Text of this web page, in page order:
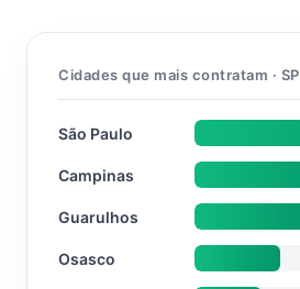
Cidades que mais contratam · SP
São Paulo
Campinas
Guarulhos
Osasco